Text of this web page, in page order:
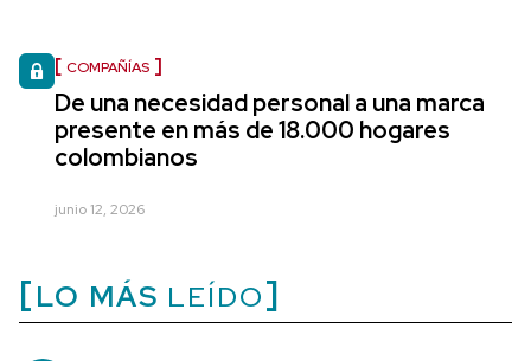
COMPAÑÍAS
De una necesidad personal a una marca
presente en más de 18.000 hogares
colombianos
junio 12, 2026
LO MÁS LEÍDO